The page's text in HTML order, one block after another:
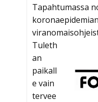
Tapahtumassa
Tuleth
an
paikall
e vain
tervee